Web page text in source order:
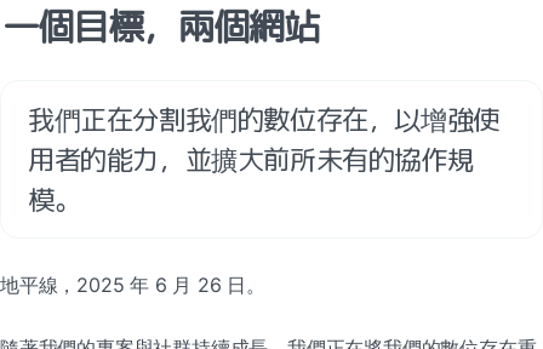
一個目標，兩個網站
我們正在分割我們的數位存在，以增強使
用者的能力，並擴大前所未有的協作規
模。
地平線，2025 年 6 月 26 日。